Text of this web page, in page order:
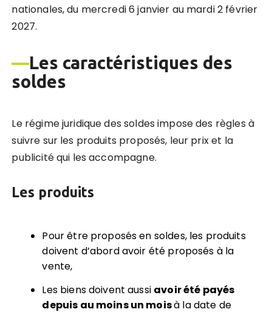
nationales, du mercredi 6 janvier au mardi 2 février
2027.
—Les caractéristiques des
soldes
Le régime juridique des soldes impose des règles à
suivre sur les produits proposés, leur prix et la
publicité qui les accompagne.
Les produits
Pour être proposés en soldes, les produits
doivent d’abord avoir été proposés à la
vente,
Les biens doivent aussi avoir été payés
depuis au moins un moisà la date de